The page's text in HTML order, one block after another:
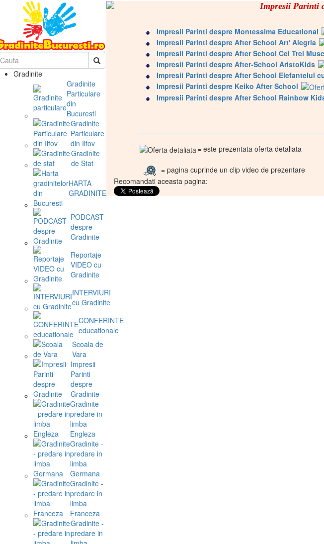
Gradinite
Gradinite
Particulare
din
Bucuresti
Gradinite
Particulare
din Ilfov
Gradinite
de Stat
HARTA
GRADINITELOR
PODCAST
despre
Gradinite
Reportaje
VIDEO cu
Gradinite
INTERVIURI
cu Gradinite
CONFERINTE
educationale
Scoala de
Vara
Impresii
Parinti
despre
Gradinite
Gradinite -
predare in
limba
Engleza
Gradinite -
predare in
limba
Germana
Gradinite -
predare in
limba
Franceza
Gradinite -
predare in
Impresii Parinti
Impresii Parinti despre Montessima Educational
Impresii Parinti despre After School Art' Alegria
Impresii Parinti despre After School Cei Trei
Impresii Parinti despre After-School AristoKids
Impresii Parinti despre After School Elefantelul
Impresii Parinti despre Keiko After School
Impresii Parinti despre After School Rainbow
= este prezentata oferta detaliata
= pagina cuprinde un clip video de prezentare
Recomandati aceasta pagina: